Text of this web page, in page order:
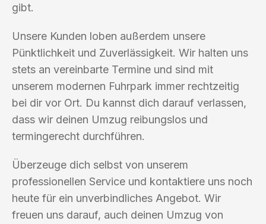
gibt.
Unsere Kunden loben außerdem unsere
Pünktlichkeit und Zuverlässigkeit. Wir halten uns
stets an vereinbarte Termine und sind mit
unserem modernen Fuhrpark immer rechtzeitig
bei dir vor Ort. Du kannst dich darauf verlassen,
dass wir deinen Umzug reibungslos und
termingerecht durchführen.
Überzeuge dich selbst von unserem
professionellen Service und kontaktiere uns noch
heute für ein unverbindliches Angebot. Wir
freuen uns darauf, auch deinen Umzug von